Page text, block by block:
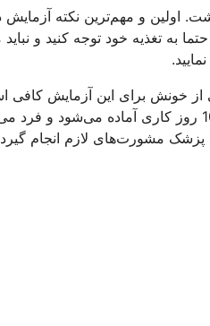
اولین و مهم‌ترین نکته
به تغذیه خود توجه کنید و
داشته باشد، زیرا تنها 10 سی سی از خونش
پزشک مشورت‌های لازم انجام